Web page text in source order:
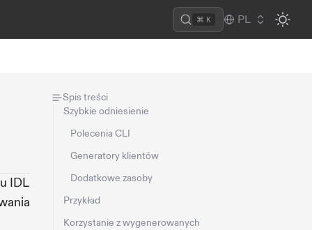
⌘ K PL
IDL
Spis treści
Szybkie odniesienie
Polecenia CLI
Generatory klientów
Dodatkowe zasoby
Przykład
Korzystanie z wygenerowanych